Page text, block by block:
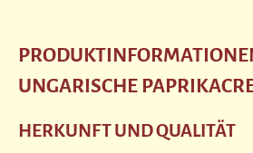
UNGARISCHE
HERKUNFT UND QUALITÄT